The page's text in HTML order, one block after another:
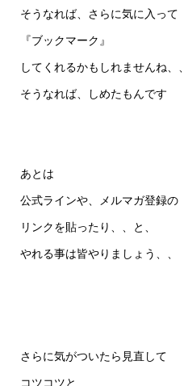
そうなれば、さらに気に入って
『ブックマーク』
してくれるかもしれませんね、、
そうなれば、しめたもんです
あとは
公式ラインや、メルマガ登録の
リンクを貼ったり、、と、
やれる事は皆やりましょう、、
さらに気がついたら見直して
コツコツと